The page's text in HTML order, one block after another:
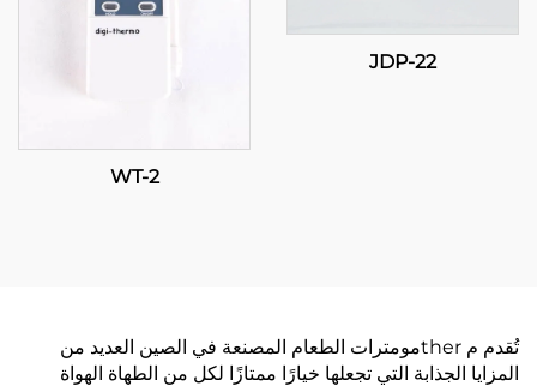
JDP-22
WT-2
تُقدم م therمومترات الطعام المصنعة في الصين العديد من
المزايا الجذابة التي تجعلها خيارًا ممتازًا لكل من الطهاة الهواة